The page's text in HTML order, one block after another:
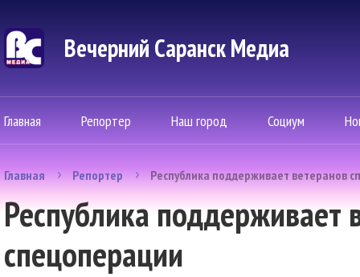
Вечерний Саранск Mедиа
Главная Репортер Наш город Социум
Главная Репортер Республика поддерживает ветеранов
Республика поддерживает
спецоперации